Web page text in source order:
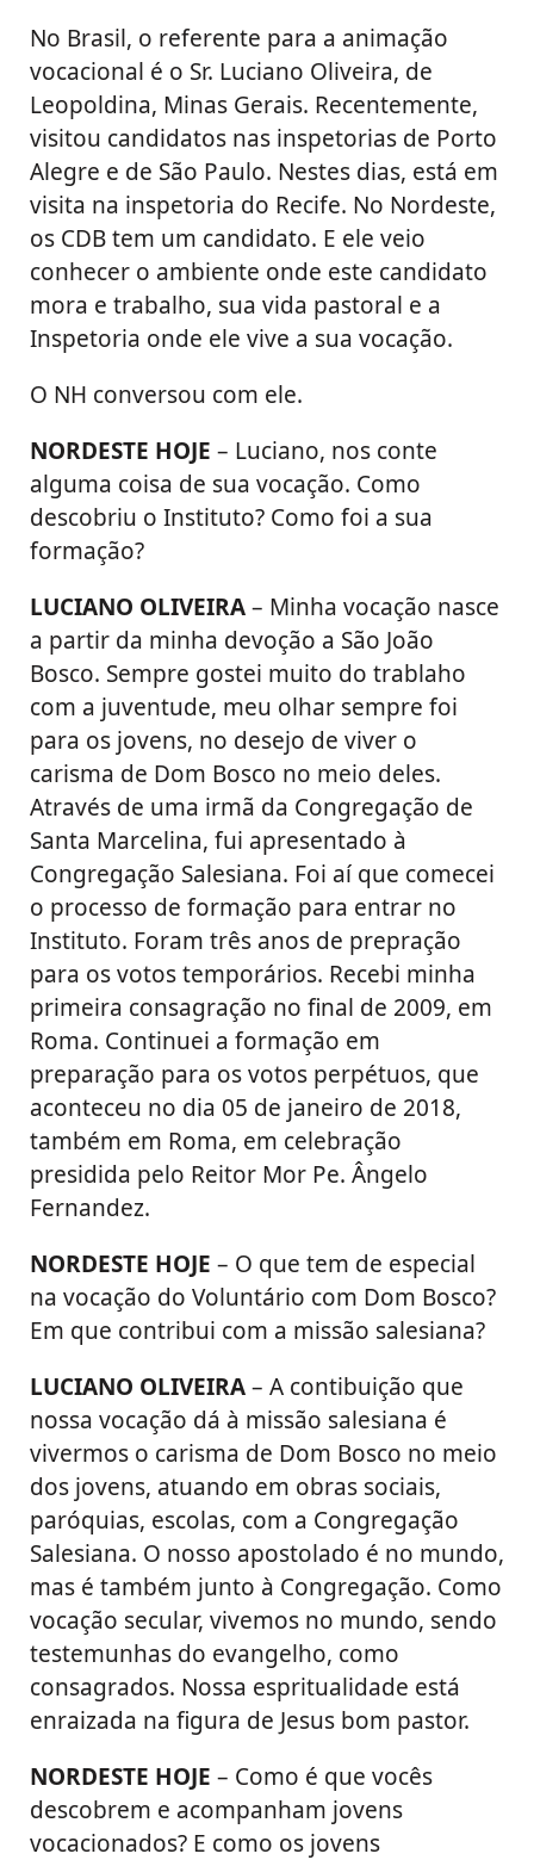
No Brasil, o referente para a animação
vocacional é o Sr. Luciano Oliveira, de
Leopoldina, Minas Gerais. Recentemente,
visitou candidatos nas inspetorias de Porto
Alegre e de São Paulo. Nestes dias, está em
visita na inspetoria do Recife. No Nordeste,
os CDB tem um candidato. E ele veio
conhecer o ambiente onde este candidato
mora e trabalho, sua vida pastoral e a
Inspetoria onde ele vive a sua vocação.
O NH conversou com ele.
NORDESTE HOJE – Luciano, nos conte
alguma coisa de sua vocação. Como
descobriu o Instituto? Como foi a sua
formação?
LUCIANO OLIVEIRA– Minha vocação nasce
a partir da minha devoção a São João
Bosco. Sempre gostei muito do trablaho
com a juventude, meu olhar sempre foi
para os jovens, no desejo de viver o
carisma de Dom Bosco no meio deles.
Através de uma irmã da Congregação de
Santa Marcelina, fui apresentado à
Congregação Salesiana. Foi aí que comecei
o processo de formação para entrar no
Instituto. Foram três anos de prepração
para os votos temporários. Recebi minha
primeira consagração no final de 2009, em
Roma. Continuei a formação em
preparação para os votos perpétuos, que
aconteceu no dia 05 de janeiro de 2018,
também em Roma, em celebração
presidida pelo Reitor Mor Pe. Ângelo
Fernandez.
NORDESTE HOJE – O que tem de especial
na vocação do Voluntário com Dom Bosco?
Em que contribui com a missão salesiana?
LUCIANO OLIVEIRA– A contibuição que
nossa vocação dá à missão salesiana é
vivermos o carisma de Dom Bosco no meio
dos jovens, atuando em obras sociais,
paróquias, escolas, com a Congregação
Salesiana. O nosso apostolado é no mundo,
mas é também junto à Congregação. Como
vocação secular, vivemos no mundo, sendo
testemunhas do evangelho, como
consagrados. Nossa espritualidade está
enraizada na figura de Jesus bom pastor.
NORDESTE HOJE – Como é que vocês
descobrem e acompanham jovens
vocacionados? E como os jovens